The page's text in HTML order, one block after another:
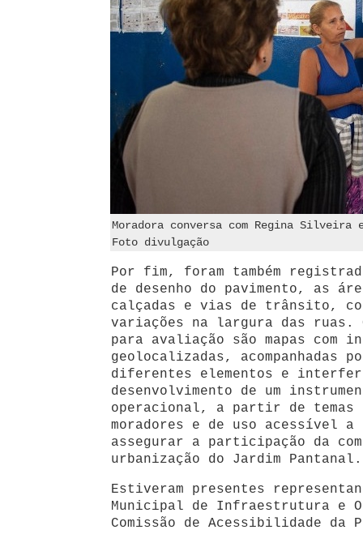
Moradora conversa com Regina Silveira
Foto divulgação
Por fim, foram também
de desenho do pavimento, as
calçadas e vias de trânsito,
variações na largura das ruas.
para avaliação são mapas com
geolocalizadas, acompanhadas
diferentes elementos e
desenvolvimento de um
operacional, a partir de temas
moradores e de uso acessível a
assegurar a participação da
urbanização do Jardim Pantanal.
Estiveram presentes
Municipal de Infraestrutura e
Comissão de Acessibilidade da